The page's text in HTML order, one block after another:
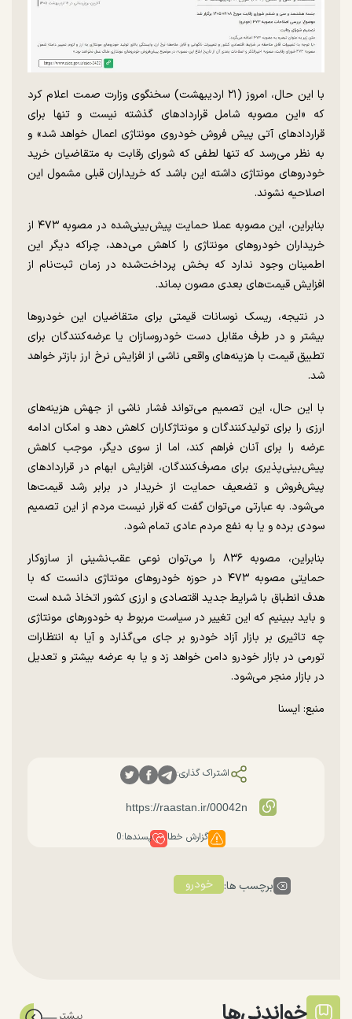
با این حال، امروز (۲۱ اردیبهشت) سخنگوی وزارت صمت اعلام کرد
که «این مصوبه شامل قرارداد‌های گذشته نیست و تنها برای
قرارداد‌های آتی پیش فروش خودروی مونتاژی اعمال خواهد شد» و
به نظر می‌رسد که تنها لطفی که شورای رقابت به متقاضیان خرید
خودرو‌های مونتاژی داشته این باشد که خریداران قبلی مشمول این
اصلاحیه نشوند.
بنابراین، این مصوبه عملا حمایت پیش‌بینی‌شده در مصوبه ۴۷۳ از
خریداران خودرو‌های مونتاژی را کاهش می‌دهد، چراکه دیگر این
اطمینان وجود ندارد که بخش پرداخت‌شده در زمان ثبت‌نام از
افزایش قیمت‌های بعدی مصون بماند.
در نتیجه، ریسک نوسانات قیمتی برای متقاضیان این خودرو‌ها
بیشتر و در طرف مقابل دست خودروسازان یا عرضه‌کنندگان برای
تطبیق قیمت با هزینه‌های واقعی ناشی از افزایش نرخ ارز بازتر خواهد
شد.
با این حال، این تصمیم می‌تواند فشار ناشی از جهش هزینه‌های
ارزی را برای تولیدکنندگان و مونتاژکاران کاهش دهد و امکان ادامه
عرضه را برای آنان فراهم کند، اما از سوی دیگر، موجب کاهش
پیش‌بینی‌پذیری برای مصرف‌کنندگان، افزایش ابهام در قرارداد‌های
پیش‌فروش و تضعیف حمایت از خریدار در برابر رشد قیمت‌ها
می‌شود. به عبارتی می‌توان گفت که قرار نیست مردم از این تصمیم
سودی برده و یا به نفع مردم عادی تمام شود.
بنابراین، مصوبه ۸۳۶ را می‌توان نوعی عقب‌نشینی از سازوکار
حمایتی مصوبه ۴۷۳ در حوزه خودرو‌های مونتاژی دانست که با
هدف انطباق با شرایط جدید اقتصادی و ارزی کشور اتخاذ شده است
و باید ببینیم که این تغییر در سیاست مربوط به خودور‌های مونتاژی
چه تاثیری بر بازار آزاد خودرو بر جای می‌گذارد و آیا به انتظارات
تورمی در بازار خودرو دامن خواهد زد و یا به عرضه بیشتر و تعدیل
در بازار منجر می‌شود.
منبع: ایسنا
اشتراک گذاری:
گزارش خطا پسندها:0
برچسب ها: خودرو